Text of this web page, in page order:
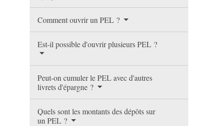
Comment ouvrir un PEL ?
Est-il possible d'ouvrir plusieurs PEL ?
Peut-on cumuler le PEL avec d'autres
livrets d'épargne ?
Quels sont les montants des dépôts sur
un PEL ?